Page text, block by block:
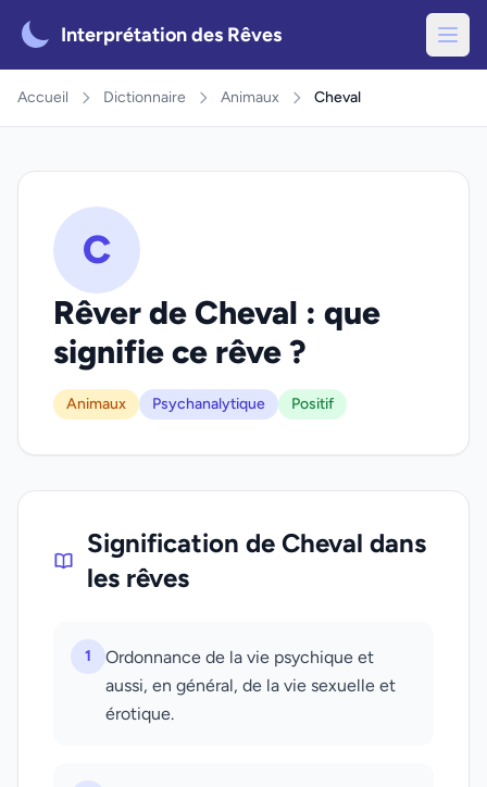
Interprétation des Rêves
Accueil Dictionnaire Animaux Cheval
C
Rêver de Cheval : que
signifie ce rêve ?
Animaux Psychanalytique Positif
Signification de Cheval dans
les rêves
1
Ordonnance de la vie psychique et
aussi, en général, de la vie sexuelle et
érotique.